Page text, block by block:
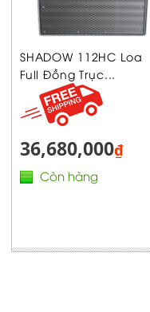
SHADOW 112HC Loa
Full Đồng Trục...
36,680,000₫
Còn hàng